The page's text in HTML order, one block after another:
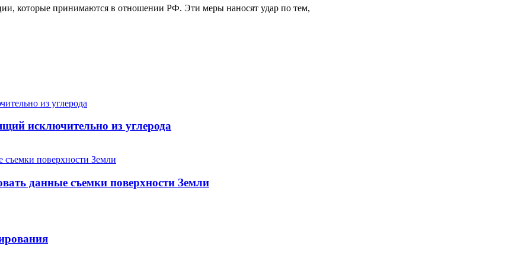
которые принимаются в отношении РФ. Эти меры наносят удар по тем,
исключительно из углерода
данные съемки поверхности Земли